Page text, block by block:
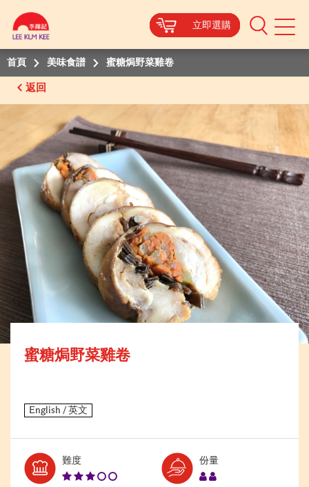
立即選購
Mobile
立即選購
立即選購
立即選購
首頁 美味食譜 蜜糖焗野菜雞卷
返回
蜜糖焗野菜雞卷
難度Level:
份量Serves: